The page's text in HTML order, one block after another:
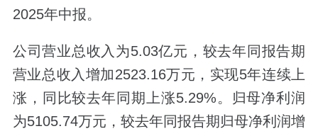
2025年中报。
公司营业总收入为5.03亿元，较去年同报告期
营业总收入增加2523.16万元，实现5年连续上
涨，同比较去年同期上涨5.29%。归母净利润
为5105.74万元，较去年同报告期归母净利润增